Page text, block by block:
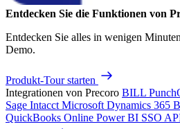
Entdecken Sie die Funktionen von
Entdecken Sie alles in wenigen
Demo.
Produkt-Tour starten
Integrationen von Precoro BILL
Sage Intacct Microsoft Dynamics 365
QuickBooks Online Power BI SSO